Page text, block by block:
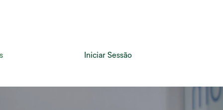
Iniciar Sessão